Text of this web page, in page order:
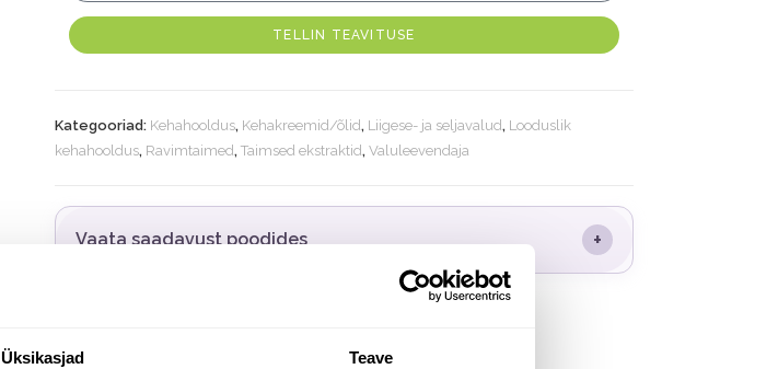
Üksikasjad Teave
TELLIN TEAVITUSE
Kategooriad: Kehahooldus, Kehakreemid/õlid , Liigese- ja seljavalud , Looduslik
kehahooldus, Ravimtaimed , Taimsed ekstraktid , Valuleevendaja
Vaata saadavust poodides +
Irja Salvid